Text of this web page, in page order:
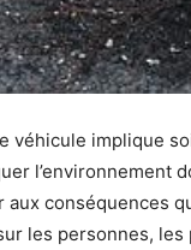
véhicule implique
l’environnement
aux conséquences
les personnes,